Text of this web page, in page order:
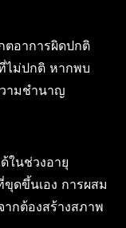
ตอาการผิดปกติ
ไม่ปกติ หากพบ
ามชำนาญ
ในช่วงอายุ
ดขึ้นเอง การผสม
ากต้องสร้างสภาพ